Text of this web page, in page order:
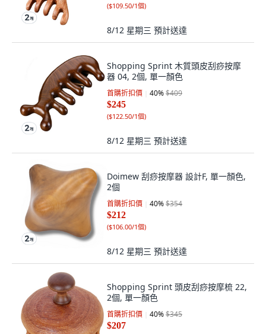
($109.50/1個)
8/12 星期三 預計送達
Shopping Sprint 木質頭皮刮痧按摩
器 04, 2個, 單一顏色
首購折扣價 40%$409
$245
($122.50/1個)
8/12 星期三 預計送達
Doimew 刮痧按摩器 設計F, 單一顏色,
2個
首購折扣價 40%$354
$212
($106.00/1個)
8/12 星期三 預計送達
Shopping Sprint 頭皮刮痧按摩梳 22,
2個, 單一顏色
首購折扣價 40%$345
$207